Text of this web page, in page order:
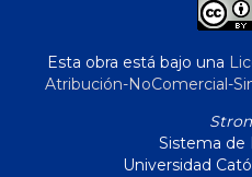
Esta obra está bajo una
Atribución-NoComercial-
Sistema de
Universidad